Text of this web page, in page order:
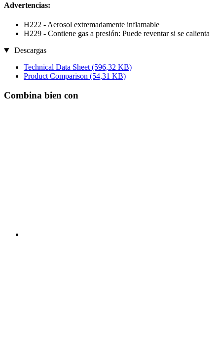
Advertencias:
H222 - Aerosol extremadamente inflamable
H229 - Contiene gas a presión: Puede reventar si se calienta
Descargas
Technical Data Sheet (596,32 KB)
Product Comparison (54,31 KB)
Combina bien con